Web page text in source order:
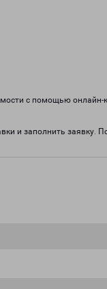
с помощью
и заполнить заявку.